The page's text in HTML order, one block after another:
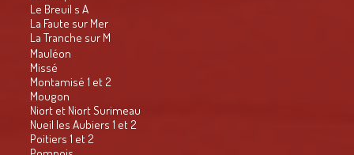
Le Breuil s A
La Faute sur Mer
La Tranche sur M
Mauléon
Missé
Montamisé 1 et 2
Mougon
Niort et Niort Surimeau
Nueil les Aubiers 1 et 2
Poitiers 1 et 2